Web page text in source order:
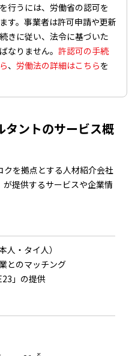
行うには、労働省の認可を
す。事業者は許可申請や更新
きに従い、法令に基づいた
なりません。許認可の手続
、 労働法の詳細はこちらを
タントのサービス概
を拠点とする人材紹介会社
が提供するサービスや企業情
人・タイ人）
とのマッチング
」の提供